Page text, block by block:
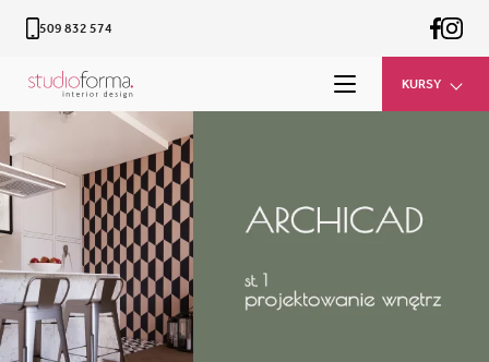
509 832 574
KURSY